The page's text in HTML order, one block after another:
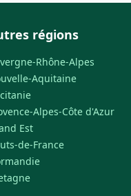
régions
Rhône-Alpes
Aquitaine
Alpes-Côte d'Azur
Est
de-France